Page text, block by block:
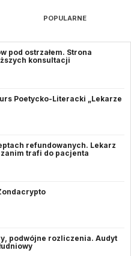
POPULARNE
pod ostrzałem. Strona
konsultacji
Poetycko-Literacki „Lekarze
refundowanych. Lekarz
trafi do pacjenta
podwójne rozliczenia. Audyt